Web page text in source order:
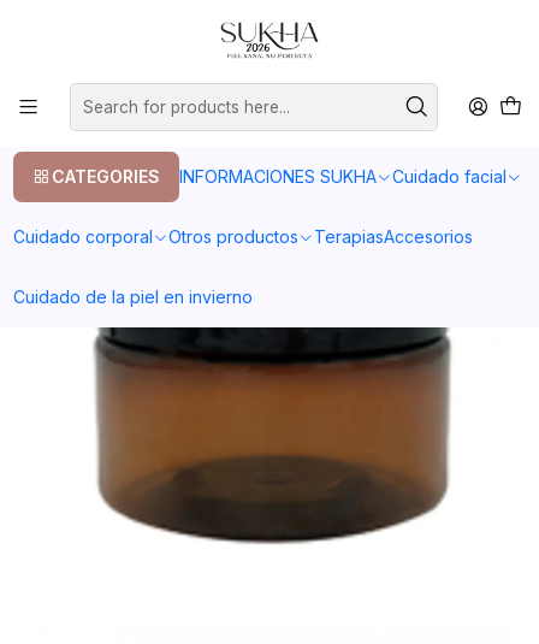
CATEGORIES INFORMACIONES SUKHA Cuidado facial
Cuidado corporal Otros productos TerapiasAccesorios
Cuidado de la piel en invierno
20% en tu primera compra con el codigo COMPRA1